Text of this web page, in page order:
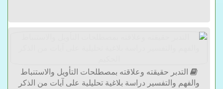
التدبر حقيقته وعلاقته بمصطلحات التأويل والاستنباط
والفهم والتفسير دراسة بلاغية تحليلية على آيات من الذكر